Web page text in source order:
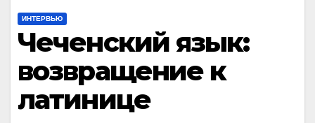
ИНТЕРВЬЮ
Чеченский язык:
возвращение к
латинице